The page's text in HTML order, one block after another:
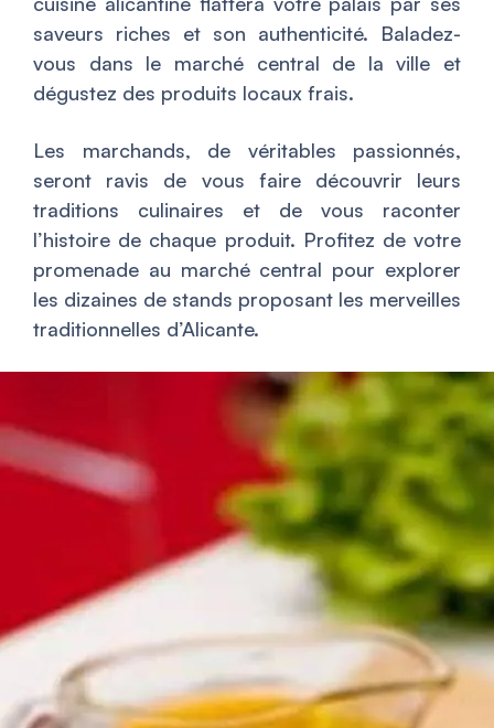
saveurs riches et son authenticité. Baladez-
vous dans le marché central de la ville et
dégustez des produits locaux frais.
Les marchands, de véritables passionnés,
seront ravis de vous faire découvrir leurs
traditions culinaires et de vous raconter
l’histoire de chaque produit. Profitez de votre
promenade au marché central pour explorer
les dizaines de stands proposant les merveilles
traditionnelles d’Alicante.